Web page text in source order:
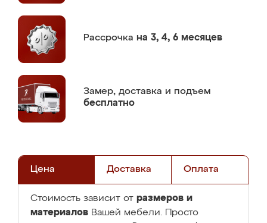
Рассрочка на 3, 4, 6 месяцев
Замер, доставка и подъем
бесплатно
Цена Доставка Оплата
Стоимость зависит от размеров и
материалов Вашей мебели. Просто